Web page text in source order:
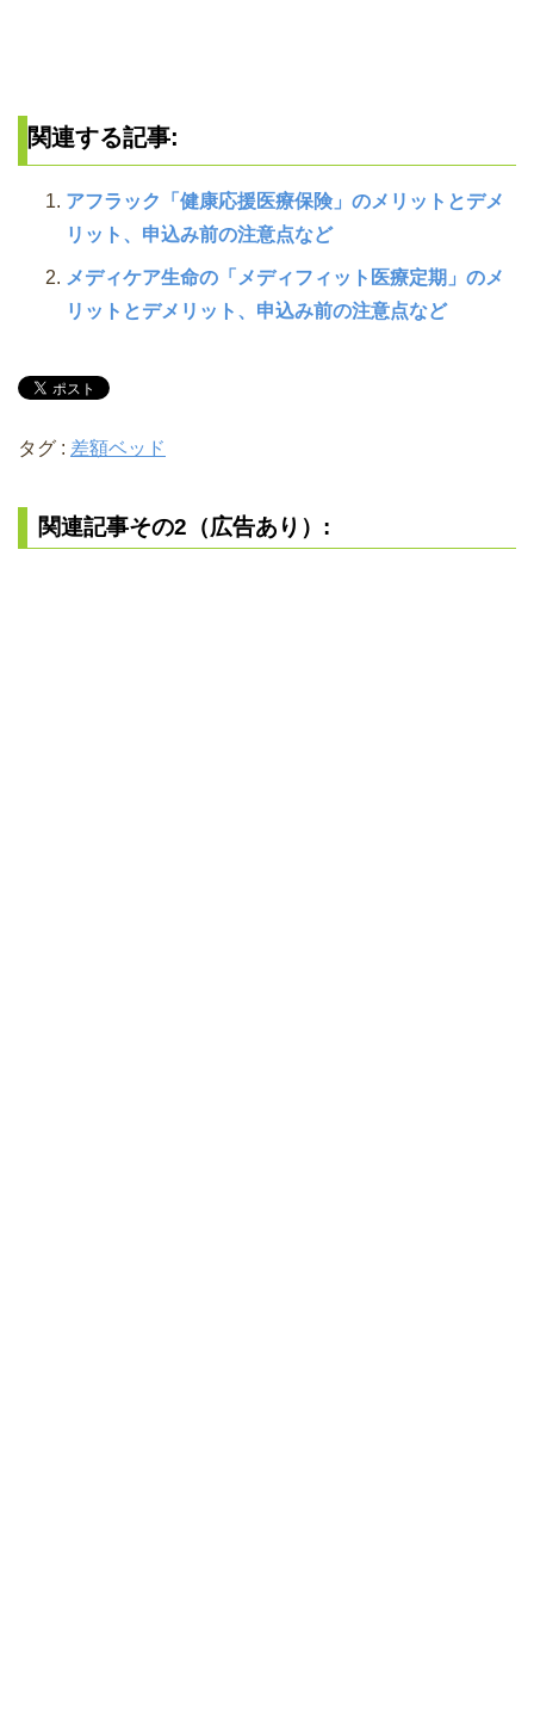
関連する記事:
アフラック「健康応援医療保険」のメリットとデメ
リット、申込み前の注意点など
メディケア生命の「メディフィット医療定期」のメ
リットとデメリット、申込み前の注意点など
タグ : 差額ベッド
関連記事その2（広告あり）: